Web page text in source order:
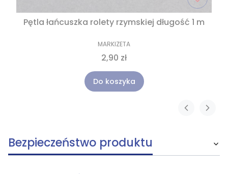
Pętla łańcuszka rolety rzymskiej długość 1 m
MARKIZETA
2,90 zł
Do koszyka
Bezpieczeństwo produktu